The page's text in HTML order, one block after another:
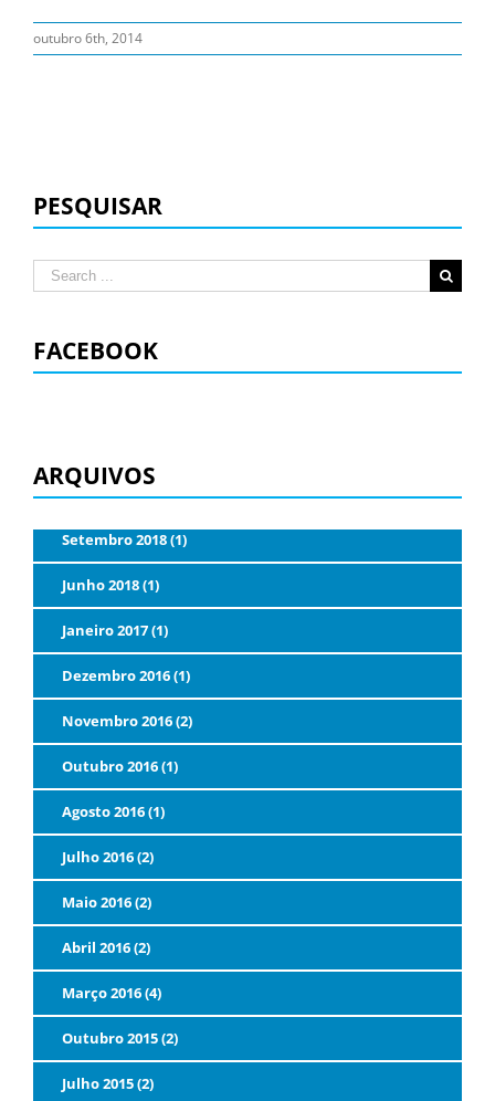
outubro 6th, 2014
PESQUISAR
Search
for:
FACEBOOK
ARQUIVOS
Setembro 2018 (1)
Junho 2018 (1)
Janeiro 2017 (1)
Dezembro 2016 (1)
Novembro 2016 (2)
Outubro 2016 (1)
Agosto 2016 (1)
Julho 2016 (2)
Maio 2016 (2)
Abril 2016 (2)
Março 2016 (4)
Outubro 2015 (2)
Julho 2015 (2)